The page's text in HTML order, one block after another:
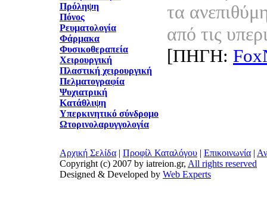
Πρόληψη
Πόνος
Ρευματολογία
Φάρμακα
Φυσικοθεραπεία
Χειρουργική
Πλαστική χειρουργική
Πελματογραφία
Ψυχιατρική
Κατάθλιψη
Υπερκινητικό σύνδρομο
Ωτορινολαρυγγολογία
τα
από τις
[ΠΗΓΗ:
Αρχική Σελίδα | Προφίλ Καταλόγου | Επικοινωνία |
Copyright (c) 2007 by iatreion.gr, All rights reserved
Designed & Developed by Web Experts